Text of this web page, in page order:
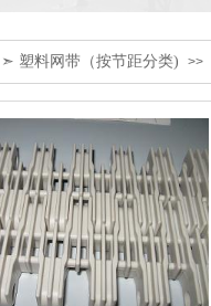
➣ 塑料网带（按节距分类) >>